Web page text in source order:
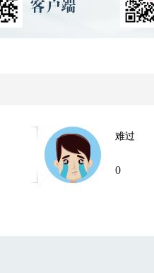
难过
0